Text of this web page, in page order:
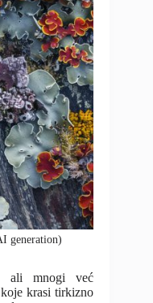
generation)
ali mnogi već
krasi tirkizno